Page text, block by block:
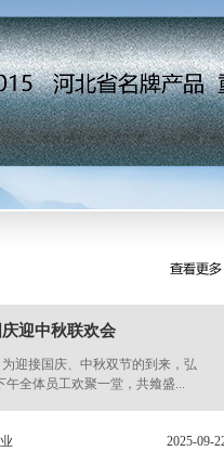
迎中秋联欢会
迎接国庆、中秋双节的到来，弘
午全体员工欢聚一堂，共飨盛...
2025-09-